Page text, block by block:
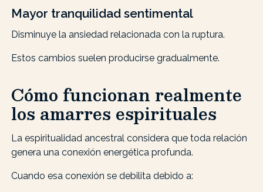
Mayor tranquilidad sentimental
Disminuye la ansiedad relacionada con la ruptura.
Estos cambios suelen producirse gradualmente.
Cómo funcionan realmente
los amarres espirituales
La espiritualidad ancestral considera que toda relación
genera una conexión energética profunda.
Cuando esa conexión se debilita debido a: